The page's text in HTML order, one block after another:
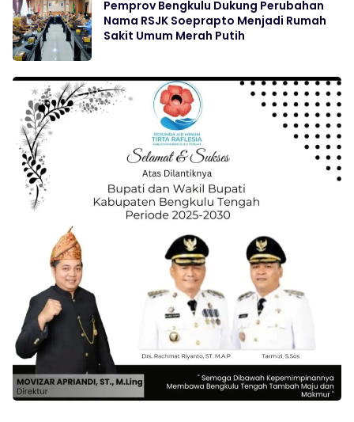
Pemprov Bengkulu Dukung Perubahan
Nama RSJK Soeprapto Menjadi Rumah
Sakit Umum Merah Putih